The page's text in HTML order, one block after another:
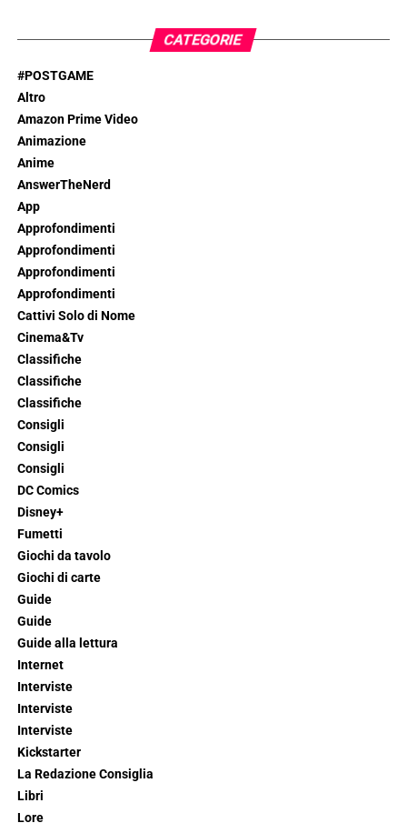
CATEGORIE
#POSTGAME
Altro
Amazon Prime Video
Animazione
Anime
AnswerTheNerd
App
Approfondimenti
Approfondimenti
Approfondimenti
Approfondimenti
Cattivi Solo di Nome
Cinema&Tv
Classifiche
Classifiche
Classifiche
Consigli
Consigli
Consigli
DC Comics
Disney+
Fumetti
Giochi da tavolo
Giochi di carte
Guide
Guide
Guide alla lettura
Internet
Interviste
Interviste
Interviste
Kickstarter
La Redazione Consiglia
Libri
Lore